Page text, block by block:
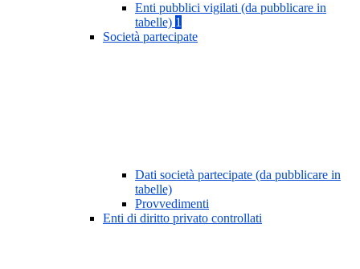
Enti pubblici vigilati (da pubblicare in
tabelle) 1
Società partecipate
Dati società partecipate (da pubblicare in
tabelle)
Provvedimenti
Enti di diritto privato controllati